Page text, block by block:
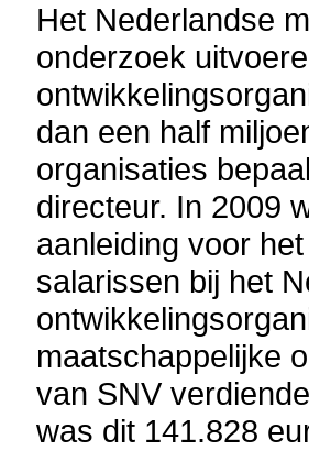
Het Nederlandse
onderzoek
dan een half
organisaties
directeur. In 2009
aanleiding voor
salarissen bij het
maatschappelijke
van SNV
was dit 141.828